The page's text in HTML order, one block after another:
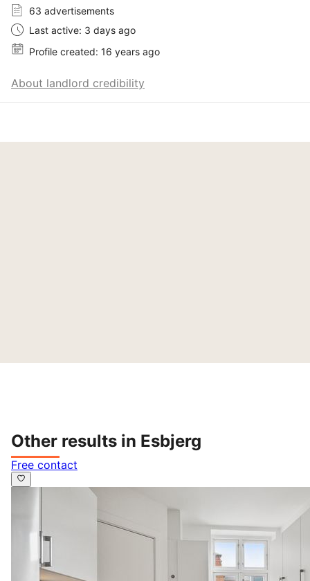
63 advertisements
Last active: 3 days ago
Profile created: 16 years ago
About landlord credibility
Other results in Esbjerg
Free contact